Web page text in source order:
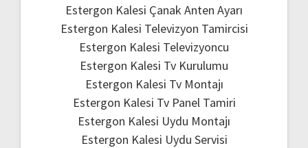
Estergon Kalesi Çanak Anten Ayarı
Estergon Kalesi Televizyon Tamircisi
Estergon Kalesi Televizyoncu
Estergon Kalesi Tv Kurulumu
Estergon Kalesi Tv Montajı
Estergon Kalesi Tv Panel Tamiri
Estergon Kalesi Uydu Montajı
Estergon Kalesi Uydu Servisi